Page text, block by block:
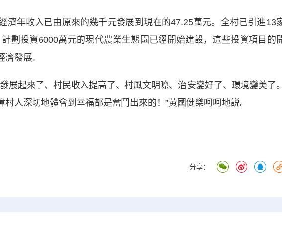
年收入已由原來的幾千元發展到現在的47.25萬元。全村已引進13
劃投資6000萬元的現代農業生態園已經開始建設，這些投資項目的
發展。
起來了、村民收入提高了、村風文明瞭、治安變好了、環境變美了。
人深切地體會到幸福都是奮鬥出來的！”黃國健樂呵呵地説。
分享：